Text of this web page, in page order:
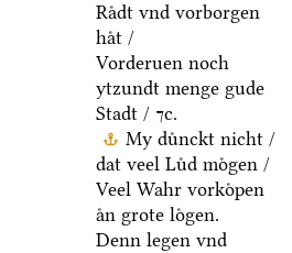
Raͤdt vnd vorborgen
haͤt /
Vorderuen noch
ytzundt menge gude
Stadt / ⁊c.
My duͤnckt nicht /
dat veel Luͤd moͤgen /
Veel Wahr vorkoͤpen
aͤn grote loͤgen.
Denn legen vnd